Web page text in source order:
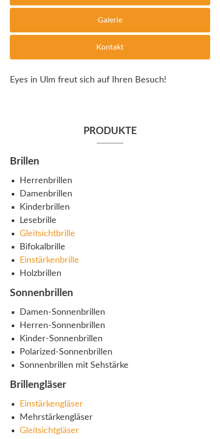
Galerie
Kontakt
Eyes in Ulm freut sich auf Ihren Besuch!
PRODUKTE
Brillen
Herrenbrillen
Damenbrillen
Kinderbrillen
Lesebrille
Gleitsichtbrille
Bifokalbrille
Einstärkenbrille
Holzbrillen
Sonnenbrillen
Damen-Sonnenbrillen
Herren-Sonnenbrillen
Kinder-Sonnenbrillen
Polarized-Sonnenbrillen
Sonnenbrillen mit Sehstärke
Brillengläser
Einstärkengläser
Mehrstärkengläser
Gleitsichtgläser